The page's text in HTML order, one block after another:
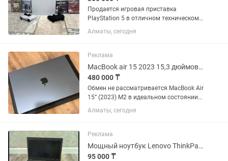
Продается игровая приставка
PlayStation 5 в отличном техническом
и внешнем состоянии. Использовалась
аккуратно, работает без нареканий. В
оригинальный беспроводной
геймпад...
Алматы, сегодня
Реклама
MacBook air 15 2023 15,3 дюймовый
480 000 ₸
Обмен не рассматривается MacBook Air
15” (2023) M2 в идеальном состоянии
Продаю MacBook Air 15,3” на чипе
Apple M2. Состояние отличное,
Характеристики: • Дисплей: 15,3 •...
Алматы, сегодня
Реклама
Мощный ноутбук Lenovo ThinkPad/Core i5-7300/SSD/Full HD/ОЗУ 8гб/14 дюйм
95 000 ₸